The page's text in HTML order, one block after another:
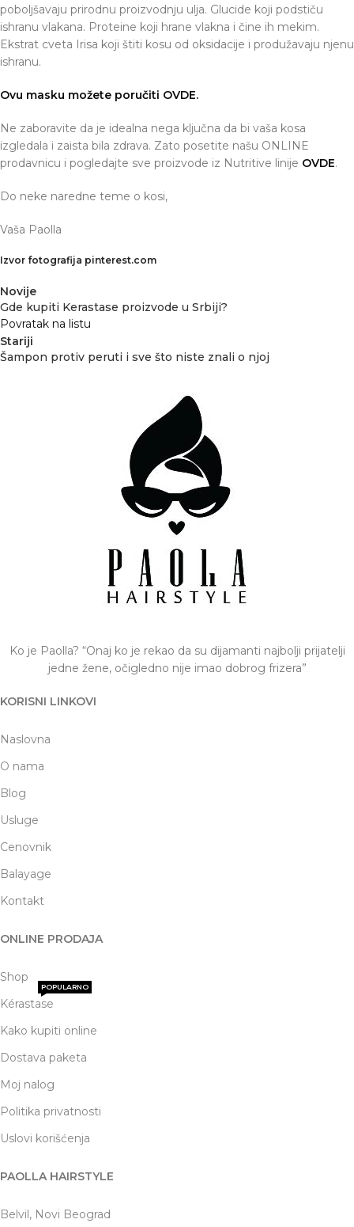
poboljšavaju prirodnu proizvodnju ulja. Glucide koji podstiču
ishranu vlakana. Proteine koji hrane vlakna i čine ih mekim.
Ekstrat cveta Irisa koji štiti kosu od oksidacije i produžavaju njenu
ishranu.
Ovu masku možete poručiti OVDE.
Ne zaboravite da je idealna nega ključna da bi vaša kosa
izgledala i zaista bila zdrava. Zato posetite našu ONLINE
prodavnicu i pogledajte sve proizvode iz Nutritive linije OVDE.
Do neke naredne teme o kosi,
Vaša Paolla
Izvor fotografija pinterest.com
Novije
Gde kupiti Kerastase proizvode u Srbiji?
Povratak na listu
Stariji
Šampon protiv peruti i sve što niste znali o njoj
Ko je Paolla? “Onaj ko je rekao da su dijamanti najbolji prijatelji
jedne žene, očigledno nije imao dobrog frizera”
KORISNI LINKOVI
Naslovna
O nama
Blog
Usluge
Cenovnik
Balayage
Kontakt
ONLINE PRODAJA
Shop
Kérastase
POPULARNO
Kako kupiti online
Dostava paketa
Moj nalog
Politika privatnosti
Uslovi korišćenja
PAOLLA HAIRSTYLE
Belvil, Novi Beograd